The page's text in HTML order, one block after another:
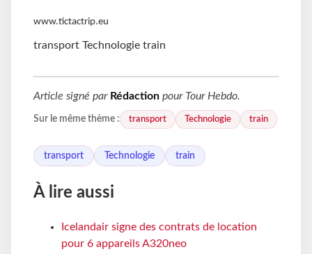
www.tictactrip.eu
transport Technologie train
Article signé par Rédaction pour Tour Hebdo.
Sur le même thème : transport Technologie train
transport Technologie train
À lire aussi
Icelandair signe des contrats de location
pour 6 appareils A320neo